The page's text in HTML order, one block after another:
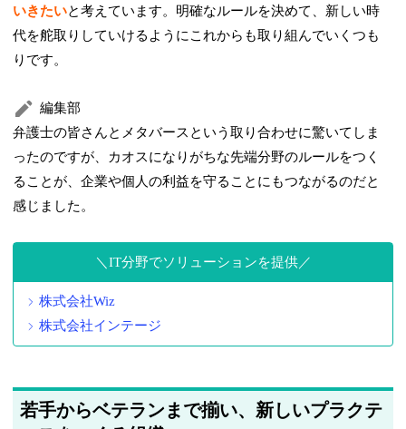
いきたいと考えています。明確なルールを決めて、新しい時
代を舵取りしていけるようにこれからも取り組んでいくつも
りです。
編集部
弁護士の皆さんとメタバースという取り合わせに驚いてしま
ったのですが、カオスになりがちな先端分野のルールをつく
ることが、企業や個人の利益を守ることにもつながるのだと
感じました。
IT分野でソリューションを提供
株式会社Wiz
株式会社インテージ
若手からベテランまで揃い、新しいプラクテ